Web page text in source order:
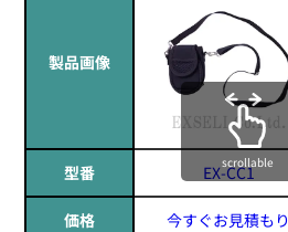
製品画像
型番 EX-CC1
価格 今すぐお見積もり
scrollable